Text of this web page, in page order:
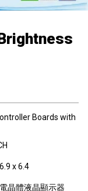
Boards with
x 6.4
晶體液晶顯示器